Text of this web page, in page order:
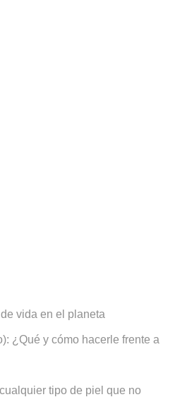
vida en el planeta
¿Qué y cómo hacerle frente a
tipo de piel que no